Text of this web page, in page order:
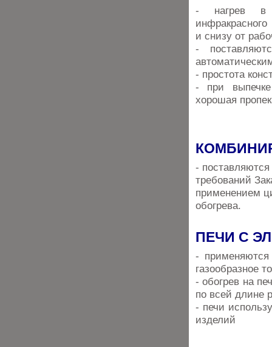
- нагрев в
и снизу от
-
- простота
- при выпечке
хорошая
-
требований
применением
обогрева.
ПЕЧИ С
- применяются
газообразное
- обогрев на
по всей длине
- печи
изделий